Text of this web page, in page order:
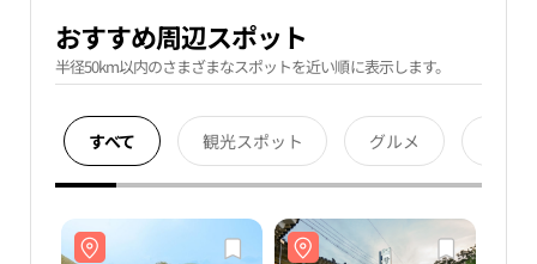
おすすめ周辺スポット
半径50km以内のさまざまなスポットを近い順に表示します。
すべて 観光スポット グルメ